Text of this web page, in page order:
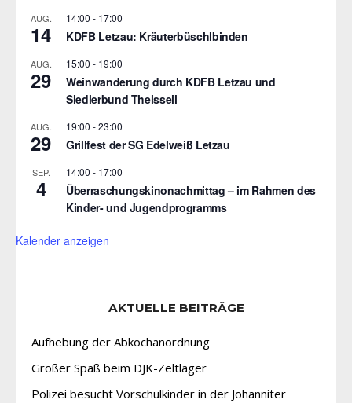
AUG.
14
14:00 - 17:00
KDFB Letzau: Kräuterbüschlbinden
AUG.
29
15:00 - 19:00
Weinwanderung durch KDFB Letzau und
Siedlerbund Theisseil
AUG.
29
19:00 -23:00
Grillfest der SG Edelweiß Letzau
SEP.
4
14:00 - 17:00
Überraschungskinonachmittag – im Rahmen des
Kinder- und Jugendprogramms
Kalender anzeigen
AKTUELLE BEITRÄGE
Aufhebung der Abkochanordnung
Großer Spaß beim DJK-Zeltlager
Polizei besucht Vorschulkinder in der Johanniter